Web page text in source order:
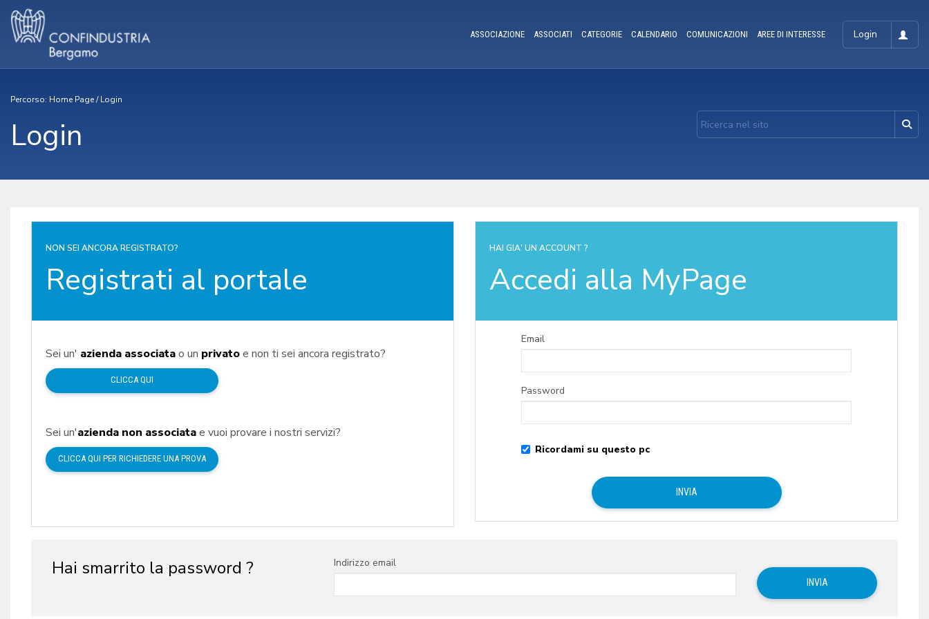
Login
ASSOCIAZIONE ASSOCIATI CATEGORIE CALENDARIO COMUNICAZIONI AREE DI INTERESSE
Percorso: Home Page/Login
Login
NON SEI ANCORA REGISTRATO?
Registrati al portale
Sei un' azienda associatao un privatoe non ti sei ancora registrato?
CLICCA QUI
Sei un'azienda non associatae vuoi provare i nostri servizi?
CLICCA QUI PER RICHIEDERE UNA PROVA
HAI GIA' UN ACCOUNT ?
Accedi alla MyPage
Email
Password
Ricordami su questo pc
Hai smarrito la password ? Indirizzo email